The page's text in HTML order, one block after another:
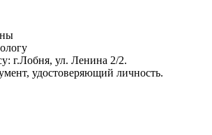
г.Лобня, ул. Ленина 2/2.
удостоверяющий личность.